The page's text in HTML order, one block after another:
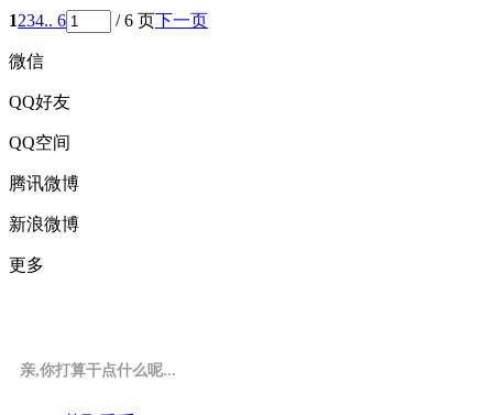
1234.. 6 / 6 页下一页
微信
QQ好友
QQ空间
腾讯微博
新浪微博
更多
亲,你打算干点什么呢...